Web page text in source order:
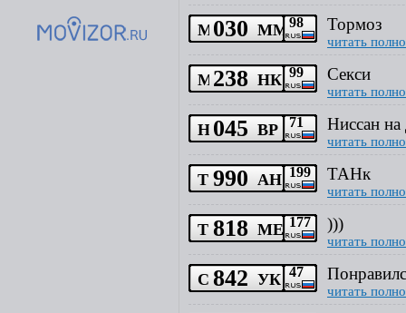
М 030 ММ98 Тормоз
читать
М 238 НК 99 Секси
читать
Н 045 ВР 71 Ниссан на
читать
Т 990 АН 199 ТАНк
читать
Т 818 МЕ 177 )))
читать
С 842 УК 47
читать